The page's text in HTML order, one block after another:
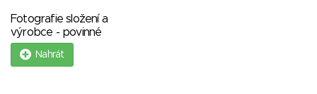
Fotografie složení a
výrobce - povinné
Nahrát